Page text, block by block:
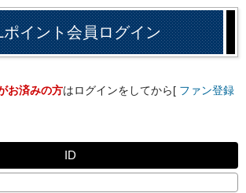
イント会員ログイン
お済みの方はログインをしてから[ ファン登録
ID